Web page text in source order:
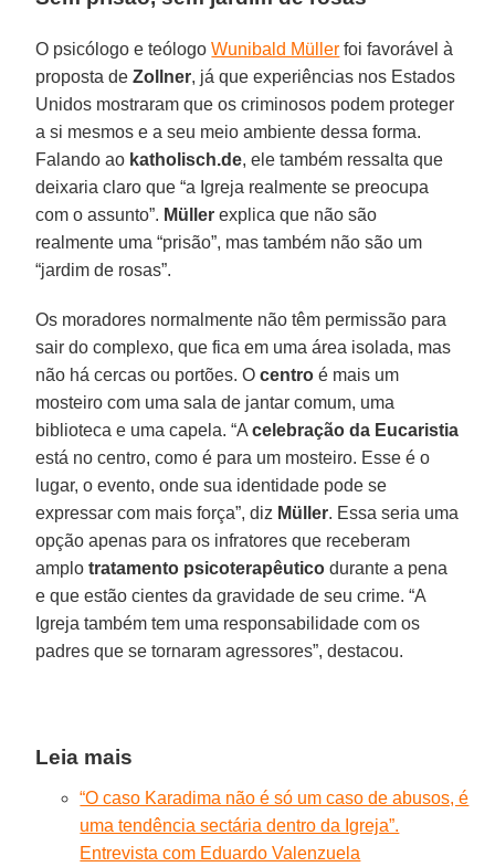
O psicólogo e teólogoWunibald Müller foi favorável à
proposta deZollner, já que experiências nos Estados
Unidos mostraram que os criminosos podem proteger
a si mesmos e a seu meio ambiente dessa forma.
Falando ao katholisch.de, ele também ressalta que
deixaria claro que “a Igreja realmente se preocupa
com o assunto”. Müller explica que não são
realmente uma “prisão”, mas também não são um
“jardim de rosas”.
Os moradores normalmente não têm permissão para
sair do complexo, que fica em uma área isolada, mas
não há cercas ou portões. Ocentro é mais um
mosteiro com uma sala de jantar comum, uma
biblioteca e uma capela. “Acelebração da Eucaristia
está no centro, como é para um mosteiro. Esse é o
lugar, o evento, onde sua identidade pode se
expressar com mais força”, diz Müller. Essa seria uma
opção apenas para os infratores que receberam
amplotratamento psicoterapêutico durante a pena
e que estão cientes da gravidade de seu crime. “A
Igreja também tem uma responsabilidade com os
padres que se tornaram agressores”, destacou.
Leia mais
“O caso Karadima não é só um caso de abusos, é
uma tendência sectária dentro da Igreja”.
Entrevista com Eduardo Valenzuela